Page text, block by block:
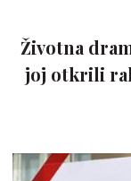
Životna
joj otkrili